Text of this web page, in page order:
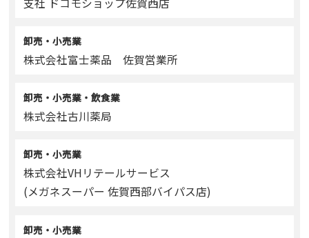
卸売・小売業
株式会社富士薬品 佐賀営業所
卸売・小売業・飲食業
株式会社古川薬局
卸売・小売業
株式会社VHリテールサービス
(メガネスーパー 佐賀西部バイパス店)
卸売・小売業